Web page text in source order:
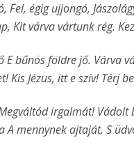
Fel, égig ujjongó,
Kit várva vártunk rég.
E bűnös földre jő. Várva
Kis Jézus, itt e szív! Térj
irgalmát! Vádolt
A mennynek ajtaját, S